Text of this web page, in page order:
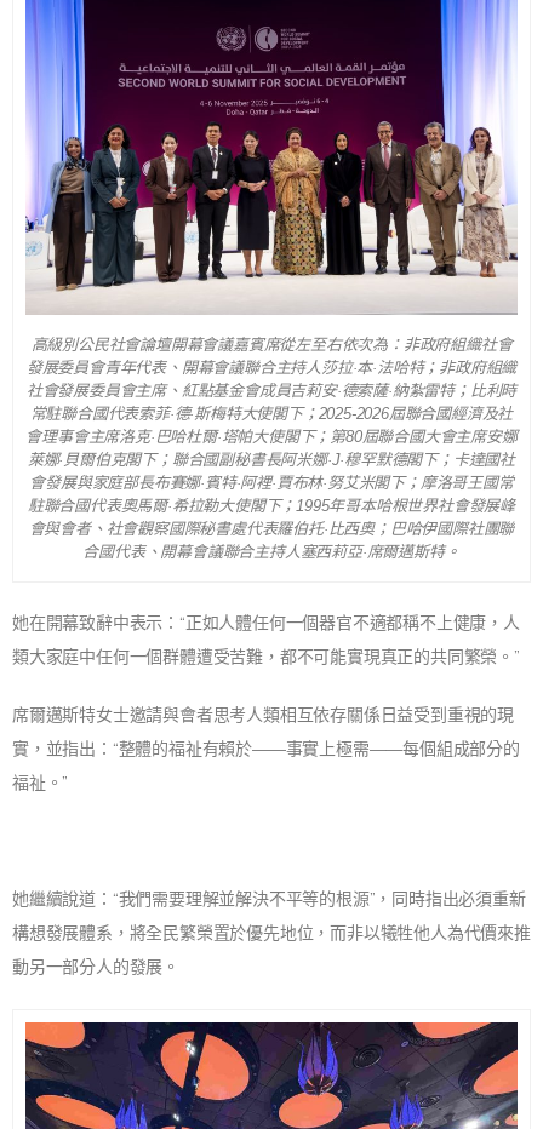
高級別公民社會論壇開幕會議嘉賓席從左至右依次為：非政府組織社會
發展委員會青年代表、開幕會議聯合主持人莎拉·本·法哈特；非政府組織
社會發展委員會主席、紅點基金會成員吉莉安·德索薩·納紮雷特；比利時
常駐聯合國代表索菲·德·斯梅特大使閣下；2025-2026屆聯合國經濟及社
會理事會主席洛克·巴哈杜爾·塔帕大使閣下；第80屆聯合國大會主席安娜
萊娜·貝爾伯克閣下；聯合國副秘書長阿米娜·J·穆罕默德閣下；卡達國社
會發展與家庭部長布賽娜·賓特·阿裡·賈布林·努艾米閣下；摩洛哥王國常
駐聯合國代表奧馬爾·希拉勒大使閣下；1995年哥本哈根世界社會發展峰
會與會者、社會觀察國際秘書處代表羅伯托·比西奧；巴哈伊國際社團聯
合國代表、開幕會議聯合主持人塞西莉亞·席爾邁斯特。
她在開幕致辭中表示：“正如人體任何一個器官不適都稱不上健康，人
類大家庭中任何一個群體遭受苦難，都不可能實現真正的共同繁榮。”
席爾邁斯特女士邀請與會者思考人類相互依存關係日益受到重視的現
實，並指出：“整體的福祉有賴於——事實上極需——每個組成部分的
福祉。”
她繼續說道：“我們需要理解並解決不平等的根源”，同時指出必須重新
構想發展體系，將全民繁榮置於優先地位，而非以犧牲他人為代價來推
動另一部分人的發展。